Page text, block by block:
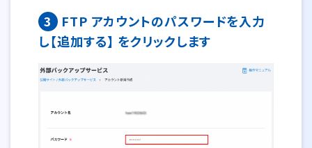
3
FTP アカウントのパスワードを入力
し【追加する】 をクリックします